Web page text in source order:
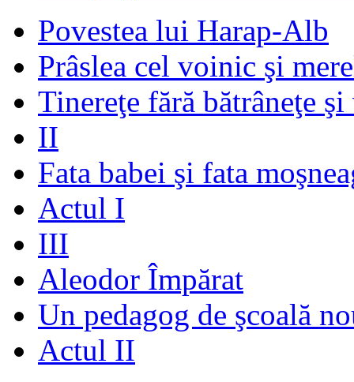
Povestea lui Harap-Alb
Prâslea cel voinic şi
Tinereţe fără bătrâneţe
II
Fata babei şi fata
Actul I
III
Aleodor Împărat
Un pedagog de şcoală
Actul II